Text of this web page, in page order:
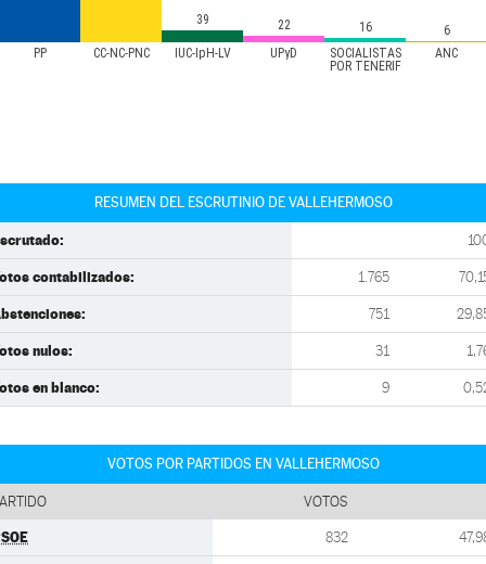
PP CC-NC-PNC IUC-IpH-LV UPyD
SOCIALISTAS
POR TENERIF
ANC
39 22 16 6
RESUMEN DEL ESCRUTINIO DE VALLEHERMOSO
contabilizados: 1.765
751
nulos: 31
en blanco: 9
VOTOS POR PARTIDOS EN VALLEHERMOSO
VOTOS
832